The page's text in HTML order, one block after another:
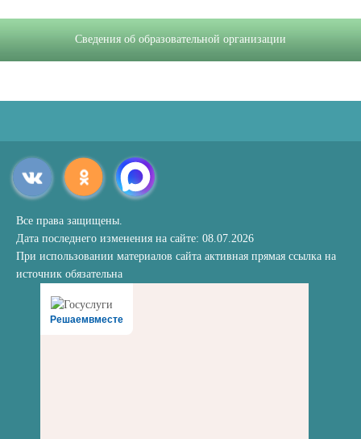
Сведения об образовательной организации
Все права защищены.
Дата последнего изменения на сайте: 08.07.2026
При использовании материалов сайта активная прямая ссылка на
источник обязательна
Решаемвместе